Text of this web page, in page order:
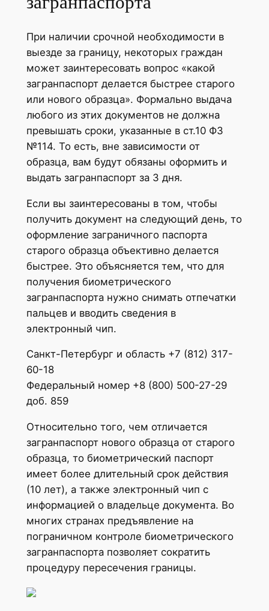
При наличии срочной необходимости в
выезде за границу, некоторых граждан
может заинтересовать вопрос «какой
загранпаспорт делается быстрее старого
или нового образца». Формально выдача
любого из этих документов не должна
превышать сроки, указанные в ст.10 ФЗ
№114. То есть, вне зависимости от
образца, вам будут обязаны оформить и
выдать загранпаспорт за 3 дня.
Если вы заинтересованы в том, чтобы
получить документ на следующий день, то
оформление заграничного паспорта
старого образца объективно делается
быстрее. Это объясняется тем, что для
получения биометрического
загранпаспорта нужно снимать отпечатки
пальцев и вводить сведения в
электронный чип.
Санкт-Петербург и область +7 (812) 317-
60-18
Федеральный номер +8 (800) 500-27-29
доб. 859
Относительно того, чем отличается
загранпаспорт нового образца от старого
образца, то биометрический паспорт
имеет более длительный срок действия
(10 лет), а также электронный чип с
информацией о владельце документа. Во
многих странах предъявление на
пограничном контроле биометрического
загранпаспорта позволяет сократить
процедуру пересечения границы.